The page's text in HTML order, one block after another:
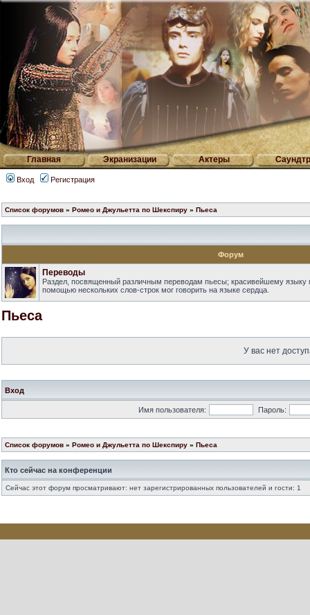
Главная Экранизации Актеры
Вход Регистрация
Список форумов » Ромео и Джульетта по Шекспиру » Пьеса
Форум
Переводы
Раздел, посвященный различным переводам пьесы; красивейшему языку
помощью нескольких слов-строк мог говорить на языке сердца.
Пьеса
У вас нет
Вход
Имя пользователя: Пароль:
Список форумов » Ромео и Джульетта по Шекспиру » Пьеса
Кто сейчас на конференции
Сейчас этот форум просматривают: нет зарегистрированных пользователей и гости: 1